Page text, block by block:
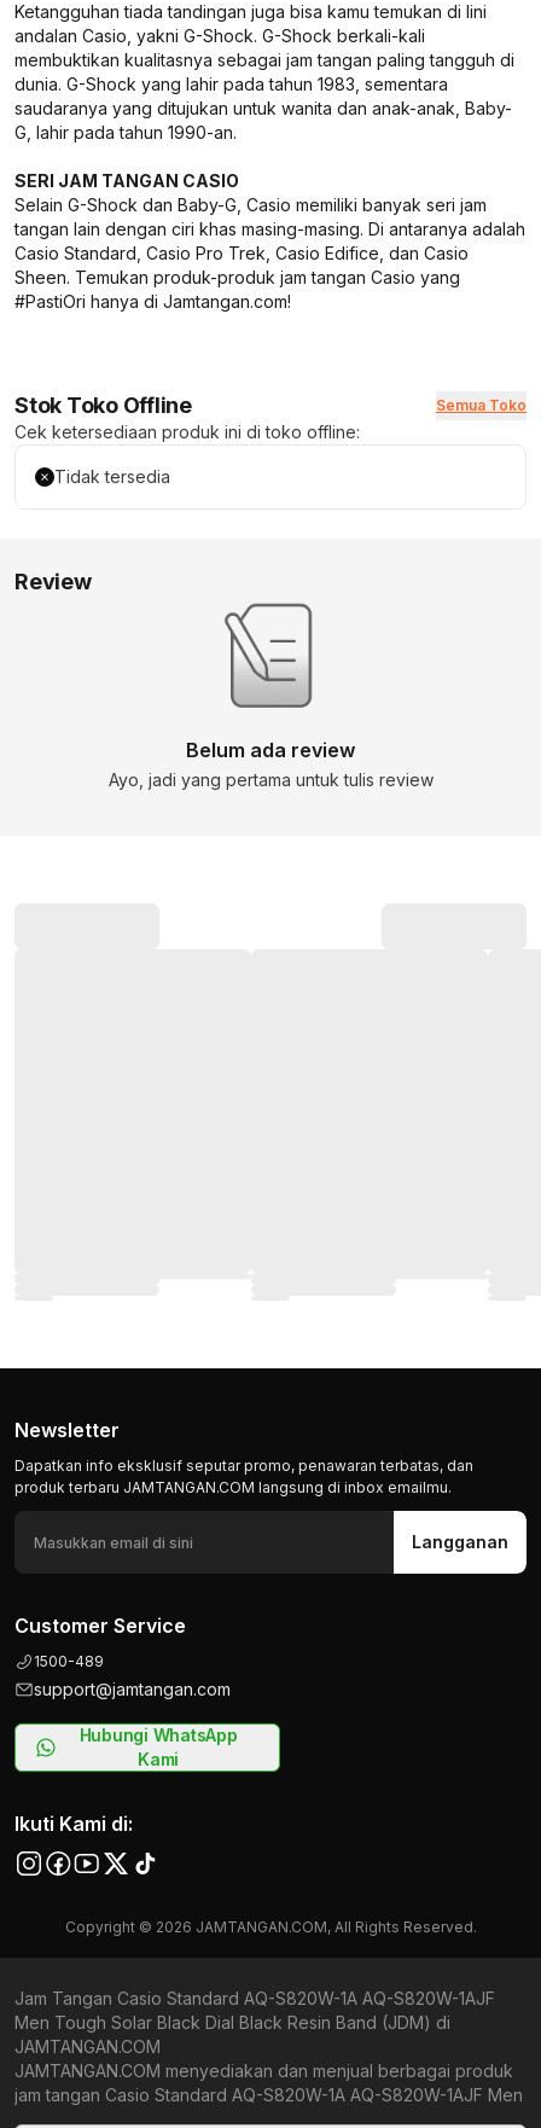
Newsletter
Dapatkan info eksklusif seputar promo, penawaran terbatas, dan
produk terbaru JAMTANGAN.COM langsung di inbox emailmu.
Langganan
Customer Service
1500-489
support@jamtangan.com
Hubungi WhatsApp
Kami
Ikuti Kami di:
Copyright © 2026 JAMTANGAN.COM, All Rights Reserved.
Jam Tangan Casio Standard AQ-S820W-1A AQ-S820W-1AJF
Men Tough Solar Black Dial Black Resin Band (JDM) di
JAMTANGAN.COM
JAMTANGAN.COM menyediakan dan menjual berbagai produk
jam tangan Casio Standard AQ-S820W-1A AQ-S820W-1AJF Men
Ketangguhan tiada tandingan juga bisa kamu temukan di lini
andalan Casio, yakni G-Shock. G-Shock berkali-kali
membuktikan kualitasnya sebagai jam tangan paling tangguh di
dunia. G-Shock yang lahir pada tahun 1983, sementara
saudaranya yang ditujukan untuk wanita dan anak-anak, Baby-
G, lahir pada tahun 1990-an.
SERI JAM TANGAN CASIO
Selain G-Shock dan Baby-G, Casio memiliki banyak seri jam
tangan lain dengan ciri khas masing-masing. Di antaranya adalah
Casio Standard, Casio Pro Trek, Casio Edifice, dan Casio
Sheen. Temukan produk-produk jam tangan Casio yang
#PastiOri hanya di Jamtangan.com!
Stok Toko Offline Semua Toko
Cek ketersediaan produk ini di toko offline:
Tidak tersedia
Review
Belum ada review
Ayo, jadi yang pertama untuk tulis review